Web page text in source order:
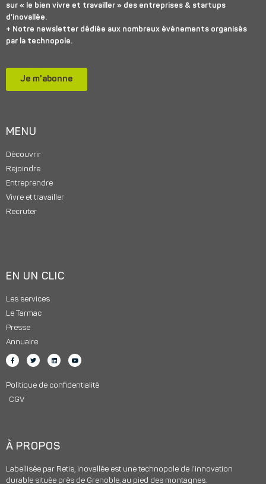
sur « le bien vivre et travailler » des entreprises & startups
d’inovallée.
+ Notre newsletter dédiée aux nombreux événements organisés
par la technopole.
Je m'abonne
MENU
Découvrir
Rejoindre
Entreprendre
Vivre et travailler
Recruter
EN UN CLIC
Les services
Le Tarmac
Presse
Annuaire
Politique de confidentialité
CGV
À PROPOS
Labellisée par Retis, inovallée est une technopole de l’innovation
durable située près de Grenoble, au pied des montagnes.